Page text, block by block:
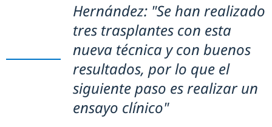
Hernández: "Se han realizado
tres trasplantes con esta
nueva técnica y con buenos
resultados, por lo que el
siguiente paso es realizar un
ensayo clínico"